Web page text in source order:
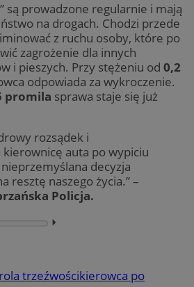
są prowadzone regularnie i mają
na drogach. Chodzi przede
z ruchu osoby, które po
zagrożenie dla innych
i pieszych. Przy stężeniu od 0,2
odpowiada za wykroczenie.
promila sprawa staje się już
rozsądek i
kierownicę auta po wypiciu
decyzja
resztę naszego życia.” –
Policja.
⏵︎
trzeźwościkierowca po